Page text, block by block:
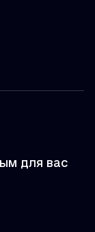
для вас